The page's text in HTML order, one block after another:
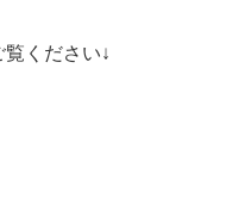
ください↓